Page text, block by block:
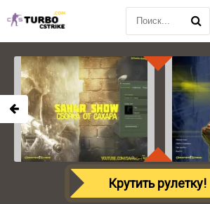
Крутить рулетку!